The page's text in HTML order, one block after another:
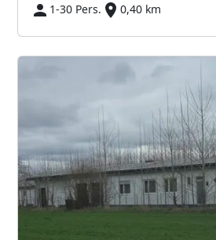
1-30 Pers.
0,40 km